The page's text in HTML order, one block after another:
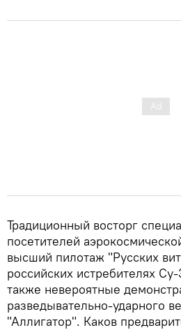
Традиционный восторг
посетителей
высший пилотаж "Русских
российских истребителях
также невероятные
разведывательно-ударного
"Аллигатор". Каков